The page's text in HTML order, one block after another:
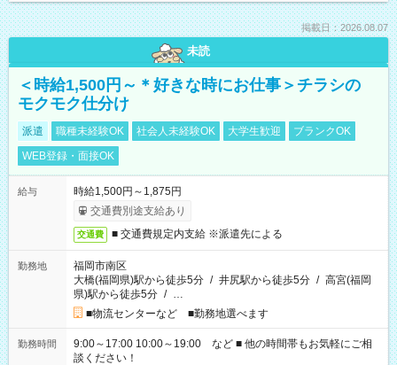
掲載日：2026.08.07
未読
＜時給1,500円～＊好きな時にお仕事＞チラシの
モクモク仕分け
派遣 職種未経験OK 社会人未経験OK 大学生歓迎
ブランクOK
WEB登録・面接OK
給与
時給1,500円～1,875円
交通費別途支給あり
交通費 ■ 交通費規定内支給 ※派遣先による
勤務地
福岡市南区
大橋(福岡県)駅から徒歩5分 / 井尻駅から徒歩5分 / 高宮(福岡
県)駅から徒歩5分 / …
■物流センターなど ■勤務地選べます
勤務時間
9:00～17:00 10:00～19:00 など ■ 他の時間帯もお気軽にご相
談ください！